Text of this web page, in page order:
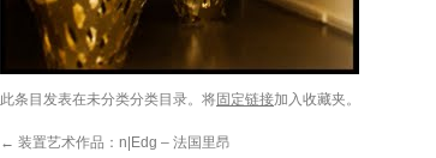
此条目发表在未分类分类目录。将固定链接加入收藏夹。
← 装置艺术作品：n|Edg – 法国里昂